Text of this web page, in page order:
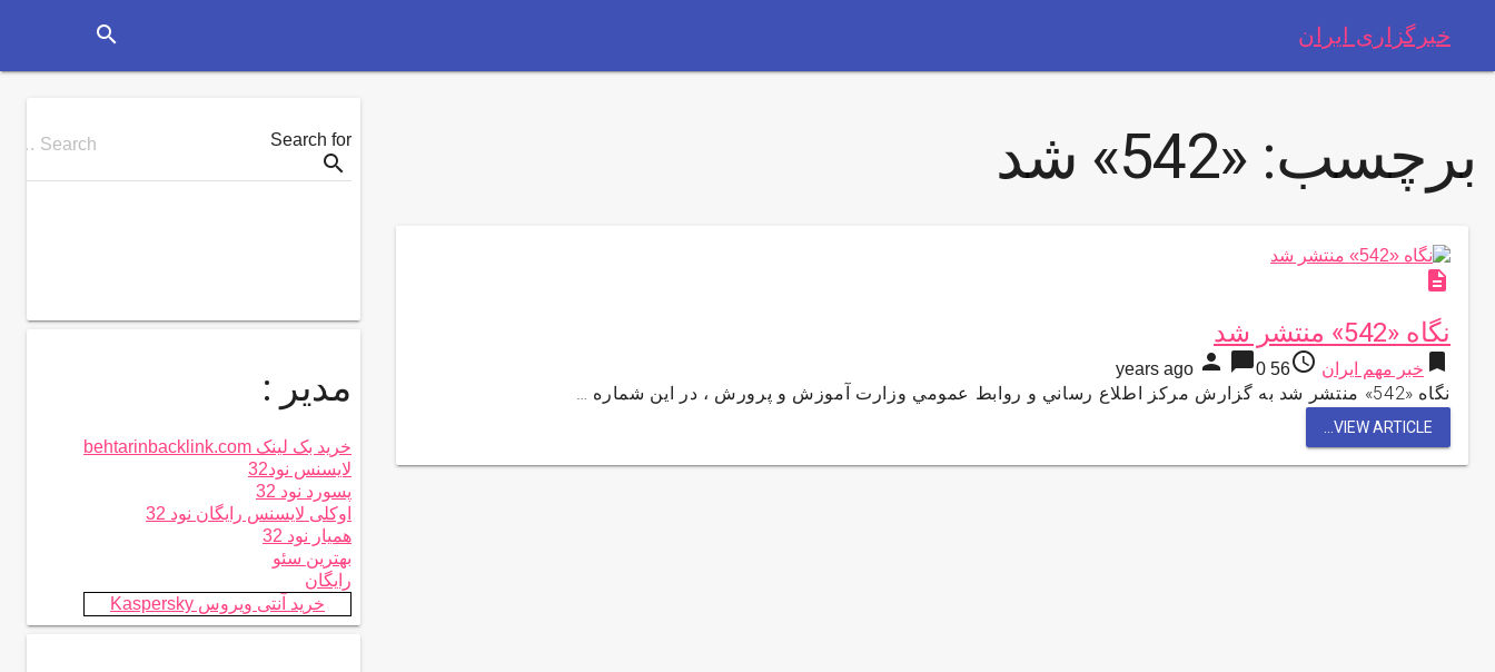
خبرگزاری ایران search
برچسب:«542» شد
description
نگاه «542» منتشر شد
bookmark خبر مهم ایران access_time
56 years ago
person chat_bubble0
نگاه «542» منتشر شد به گزارش مركز اطلاع رساني و روابط عمومي وزارت آموزش و پرورش ، در اين شماره …
VIEW ARTICLE...
Search for
Search …
search
مدیر :
خرید بک لینک behtarinbacklink.com
لایسنس نود32
پسورد نود 32
اوکلی لایسنس رایگان نود 32
همیار نود 32
بهترین سئو
رایگان
خرید آنتی ویروس Kaspersky